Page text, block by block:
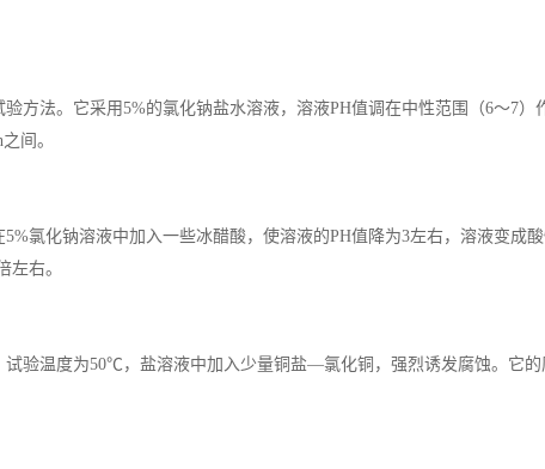
方法。它采用5%的氯化钠盐水溶液，溶液PH值调在中性范围（6～7）
间。
氯化钠溶液中加入一些冰醋酸，使溶液的PH值降为3左右，溶液变成
左右。
验温度为50℃，盐溶液中加入少量铜盐—氯化铜，强烈诱发腐蚀。它的